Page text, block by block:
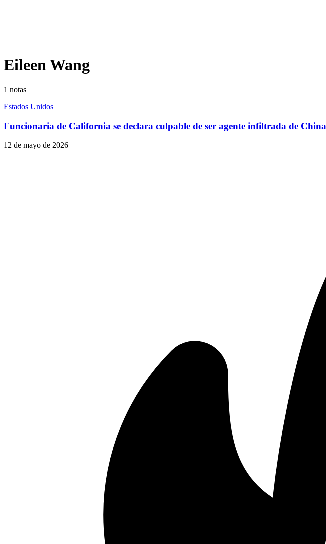
Eileen Wang
1 notas
Estados Unidos
Funcionaria de California se declara culpable de ser agente infiltrada de China
12 de mayo de 2026